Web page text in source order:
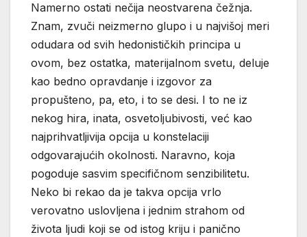
Namerno ostati nečija neostvarena čežnja.
Znam, zvuči neizmerno glupo i u najvišoj meri
odudara od svih hedonističkih principa u
ovom, bez ostatka, materijalnom svetu, deluje
kao bedno opravdanje i izgovor za
propušteno, pa, eto, i to se desi. I to ne iz
nekog hira, inata, osvetoljubivosti, već kao
najprihvatljivija opcija u konstelaciji
odgovarajućih okolnosti. Naravno, koja
pogoduje sasvim specifičnom senzibilitetu.
Neko bi rekao da je takva opcija vrlo
verovatno uslovljena i jednim strahom od
života ljudi koji se od istog kriju i panično